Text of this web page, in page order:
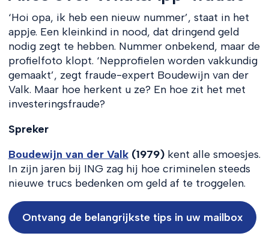
‘Hoi opa, ik heb een nieuw nummer’, staat in het
appje. Een kleinkind in nood, dat dringend geld
nodig zegt te hebben. Nummer onbekend, maar de
profielfoto klopt. ‘Nepprofielen worden vakkundig
gemaakt’, zegt fraude-expert Boudewijn van der
Valk. Maar hoe herkent u ze? En hoe zit het met
investeringsfraude?
Spreker
Boudewijn van der Valk(1979)kent alle smoesjes.
In zijn jaren bij ING zag hij hoe criminelen steeds
nieuwe trucs bedenken om geld af te troggelen.
Ontvang de belangrijkste tips in uw mailbox